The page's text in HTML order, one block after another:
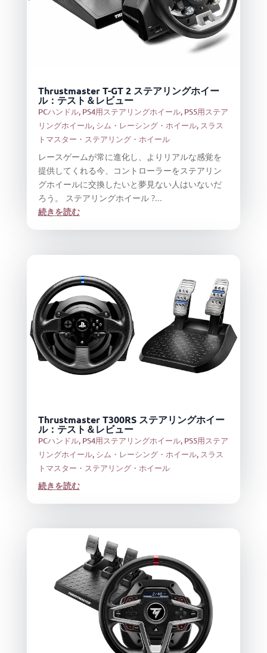
Thrustmaster T-GT 2 ステアリングホイー
ル：テスト＆レビュー
PCハンドル, PS4用ステアリングホイール, PS5用ステア
リングホイール, シム・レーシング・ホイール, スラス
トマスター・ステアリング・ホイール
レースゲームが常に進化し、よりリアルな感覚を
提供してくれる今、コントローラーをステアリン
グホイールに交換したいと夢見ない人はいないだ
ろう。 ステアリングホイール ?...
続きを読む
Thrustmaster T300RS ステアリングホイー
ル：テスト＆レビュー
PCハンドル, PS4用ステアリングホイール, PS5用ステア
リングホイール, シム・レーシング・ホイール, スラス
トマスター・ステアリング・ホイール
続きを読む